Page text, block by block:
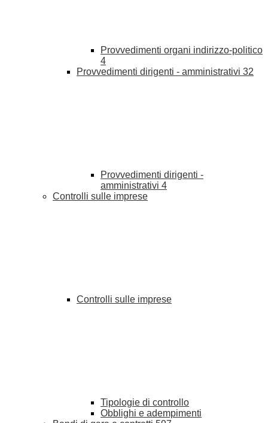
Provvedimenti organi indirizzo-politico
4
Provvedimenti dirigenti - amministrativi 32
Provvedimenti dirigenti -
amministrativi 4
Controlli sulle imprese
Controlli sulle imprese
Tipologie di controllo
Obblighi e adempimenti